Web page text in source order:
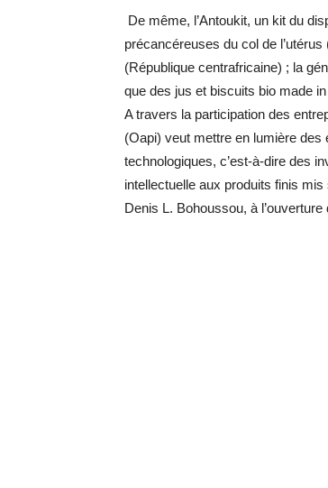
De même, l’Antoukit, un kit du
précancéreuses du col de
(République centrafricaine) ; la
que des jus et biscuits bio made
A travers la participation des
(Oapi) veut mettre en lumière des
technologiques, c’est-à-dire des
intellectuelle aux produits finis
Denis L. Bohoussou, à l’ouverture